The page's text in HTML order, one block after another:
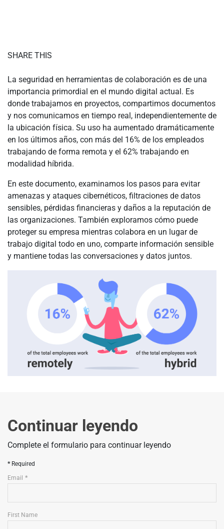
SHARE THIS
La seguridad en herramientas de colaboración es de una
importancia primordial en el mundo digital actual. Es
donde trabajamos en proyectos, compartimos documentos
y nos comunicamos en tiempo real, independientemente de
la ubicación física. Su uso ha aumentado dramáticamente
en los últimos años, con más del 16% de los empleados
trabajando de forma remota y el 62% trabajando en
modalidad híbrida.
En este documento, examinamos los pasos para evitar
amenazas y ataques cibernéticos, filtraciones de datos
sensibles, pérdidas financieras y daños a la reputación de
las organizaciones. También exploramos cómo puede
proteger su empresa mientras colabora en un lugar de
trabajo digital todo en uno, comparte información sensible
y mantiene todas las conversaciones y datos juntos.
Continuar leyendo
Complete el formulario para continuar leyendo
Required
Email
First Name